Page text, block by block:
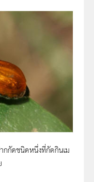
กกัดชนิดหนึ่งที่กัดกินเม